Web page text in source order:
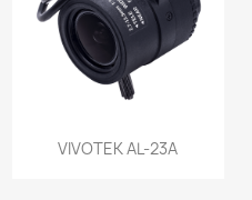
VIVOTEK AL-23A